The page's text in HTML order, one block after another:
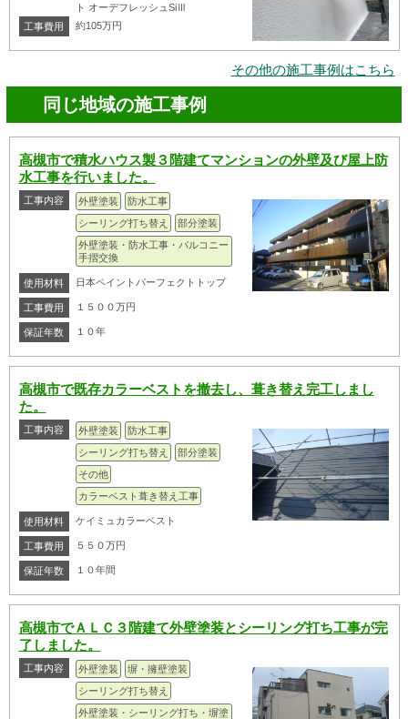
ト オーデフレッシュSiⅢ
工事費用
約105万円
その他の施工事例はこちら
同じ地域の施工事例
高槻市で積水ハウス製３階建てマンションの外壁及び屋上防
水工事を行いました。
工事内容 外壁塗装
防水工事
シーリング打ち替え
部分塗装
外壁塗装・防水工事・バルコニー
手摺交換
使用材料 日本ペイントパーフェクトトップ
工事費用 １５００万円
保証年数 １０年
高槻市で既存カラーベストを撤去し、葺き替え完工しまし
た。
工事内容 外壁塗装
防水工事
シーリング打ち替え
部分塗装
その他
カラーベスト葺き替え工事
使用材料 ケイミュカラーベスト
工事費用 ５５０万円
保証年数 １０年間
高槻市でＡＬＣ３階建て外壁塗装とシーリング打ち工事が完
了しました。
工事内容 外壁塗装
塀・擁壁塗装
シーリング打ち替え
外壁塗装・シーリング打ち・塀塗